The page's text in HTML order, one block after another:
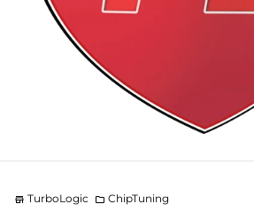
store TurboLogic folder ChipTuning